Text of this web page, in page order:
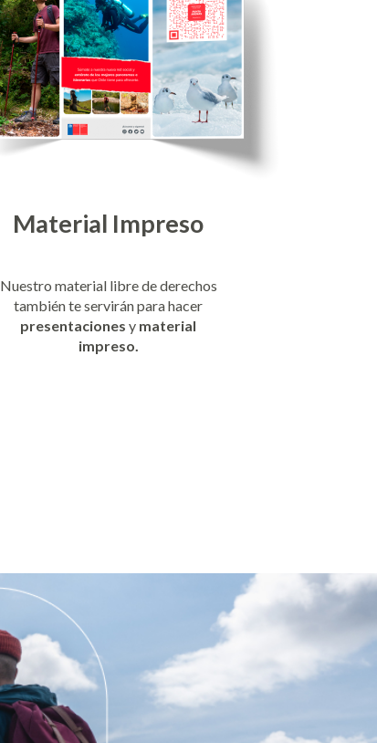
Material Impreso
Nuestro material libre de derechos
también te servirán para hacer
presentaciones y material
impreso.